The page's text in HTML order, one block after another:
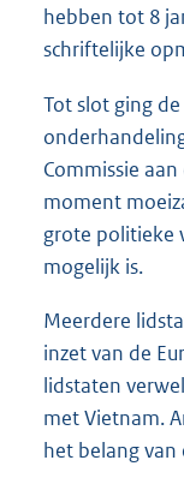
hebben tot 8
schriftelijke
Tot slot ging
Commissie
moment
grote politieke
mogelijk is.
Meerdere
inzet van de
lidstaten
met Vietnam.
het belang